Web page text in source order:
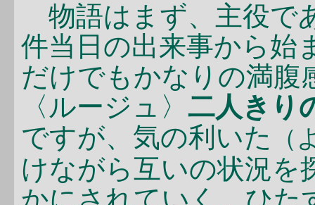
物語はまず、主役で
件当日の出来事から始
だけでもかなりの満腹
〈ルージュ〉 二人きり
ですが、気の利いた
（
けながら互いの状況を